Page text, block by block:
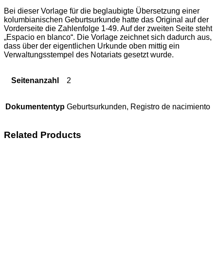
Bei dieser Vorlage für die beglaubigte Übersetzung einer
kolumbianischen Geburtsurkunde hatte das Original auf der
Vorderseite die Zahlenfolge 1-49. Auf der zweiten Seite steht
„Espacio en blanco“. Die Vorlage zeichnet sich dadurch aus,
dass über der eigentlichen Urkunde oben mittig ein
Verwaltungsstempel des Notariats gesetzt wurde.
Seitenanzahl 2
Dokumententyp Geburtsurkunden, Registro de nacimiento
Related Products